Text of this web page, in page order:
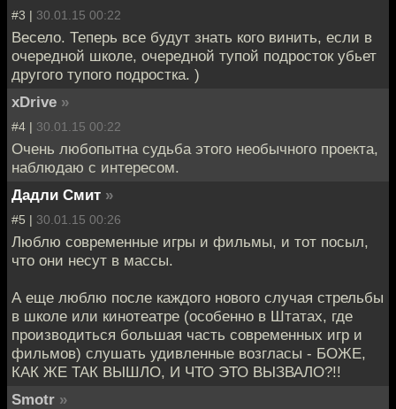
#3 | 30.01.15 00:22
Весело. Теперь все будут знать кого винить, если в
очередной школе, очередной тупой подросток убьет
другого тупого подростка. )
xDrive »
#4 | 30.01.15 00:22
Очень любопытна судьба этого необычного проекта,
наблюдаю с интересом.
Дадли Смит »
#5 | 30.01.15 00:26
Люблю современные игры и фильмы, и тот посыл,
что они несут в массы.
А еще люблю после каждого нового случая стрельбы
в школе или кинотеатре (особенно в Штатах, где
производиться большая часть современных игр и
фильмов) слушать удивленные возгласы - БОЖЕ,
КАК ЖЕ ТАК ВЫШЛО, И ЧТО ЭТО ВЫЗВАЛО?!!
Smotr »